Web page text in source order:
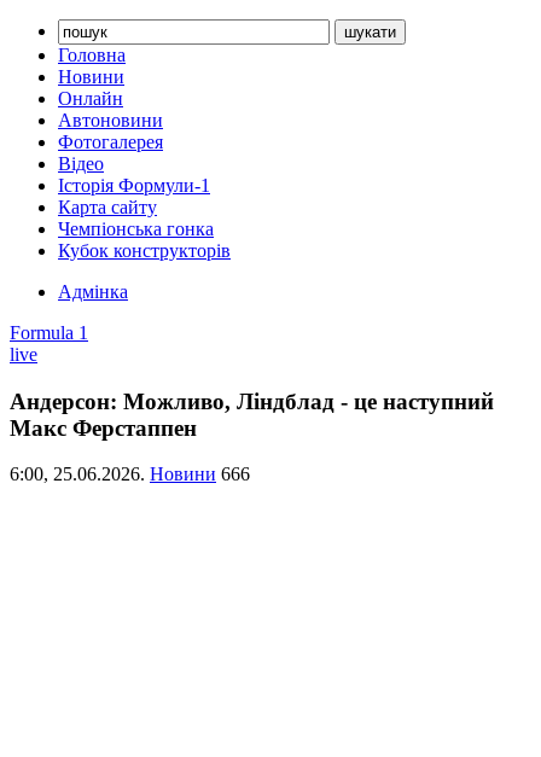
Головна
Новини
Онлайн
Автоновини
Фотогалерея
Відео
Історія Формули-1
Карта сайту
Чемпіонська гонка
Кубок конструкторів
Адмінка
Formula 1
live
Андерсон: Можливо, Ліндблад - це наступний
Макс Ферстаппен
6:00, 25.06.2026. Новини 666